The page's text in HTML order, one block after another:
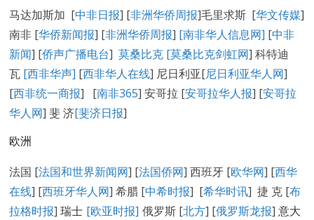
马达加斯加 [中非日报] [非洲华侨周报]毛里求斯 [华文传媒]
南非 [华侨新闻报] [非洲华侨周报] [南非华人信息网] [中非
新闻] [侨声广播电台]莫桑比克 [莫桑比克剑虹网] 科特迪
瓦 [西非华声] [西非华人在线] 尼日利亚[尼日利亚华人网]
[西非统一商报] [南非365] 安哥拉 [安哥拉华人报] [安哥拉
华人网] 斐 济[斐济日报]
欧洲
法国 [法国和世界新闻网] [法国侨网] 西班牙 [欧华网] [西华
在线] [西班牙华人网] 希腊 [中希时报] [希华时讯] 捷 克 [布
拉格时报]瑞士 [欧亚时报] 俄罗斯 [北方] [俄罗斯龙报]意大